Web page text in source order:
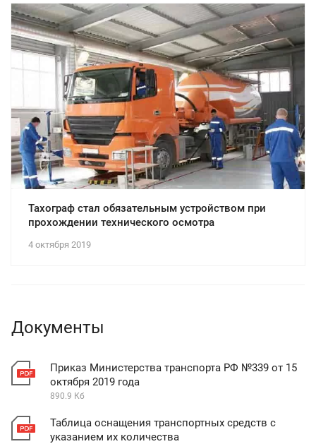
4 октября 2019
Тахограф стал обязательным устройством при
прохождении технического осмотра
Документы
Приказ Министерства транспорта РФ №339 от 15
октября 2019 года
890.9 Кб
Таблица оснащения транспортных средств с
указанием их количества